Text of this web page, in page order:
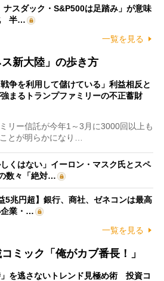
ナスダック・S&P500は足踏み」が意味
半…
一覧を見る
新大陸」の歩き方
戦争を利用して儲けている」利益相反と
まるトランプファミリーの不正蓄財
リー信託が今年1～3月に3000回以上も
とが明らかになり…
しくはない」イーロン・マスク氏とスペ
数々「絶対…
5兆円超】銀行、商社、ゼネコンは最高
企業・…
一覧を見る
ミック「俺がカブ番長！」
」を逃さないトレンド見極め術 投資コ